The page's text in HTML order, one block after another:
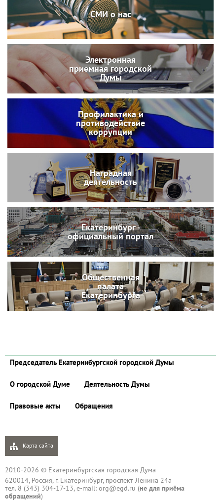
СМИ о нас
Электронная
приемная городской
Думы
Профилактика и
противодействие
коррупции
Наградная
деятельность
Екатеринбург -
официальный портал
Общественная
палата
Екатеринбурга
Председатель Екатеринбургской городской Думы
О городской Думе Деятельность Думы
Правовые акты Обращения
Карта сайта
2010-2026 © Екатеринбургская городская Дума
620014, Россия, г. Екатеринбург, проспект Ленина 24а
тел. 8 (343) 304-17-13, e-mail: org@egd.ru (не для приёма
обращений)